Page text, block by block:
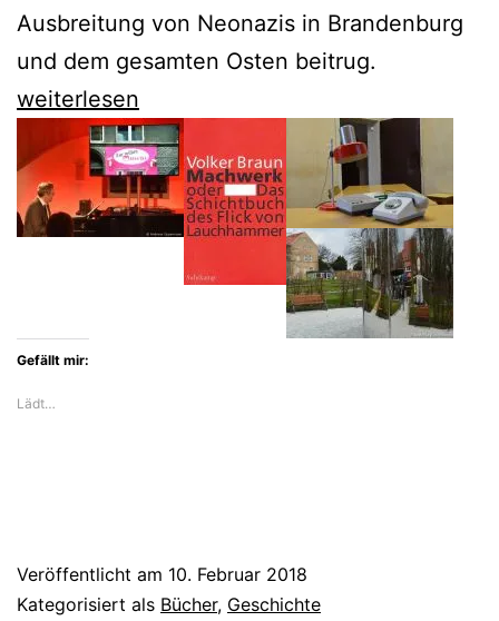
Ausbreitung von Neonazis in Brandenburg
und dem gesamten Osten beitrug.
Manja
Präkels
Wenderoman
setzt
Neonazis
in
weiterlesen
Gefällt mir:
Lädt…
Veröffentlicht am 10. Februar 2018
Kategorisiert als Bücher, Geschichte